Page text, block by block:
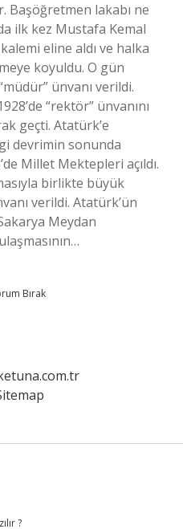
Başöğretmen lakabı ne
ilk kez Mustafa Kemal
eline aldı ve halka
koyuldu. O gün
ünvanı verildi.
“rektör” ünvanını
geçti. Atatürk’e
devrimin sonunda
Millet Mektepleri açıldı.
birlikte büyük
verildi. Atatürk’ün
Meydan
Bırak
?